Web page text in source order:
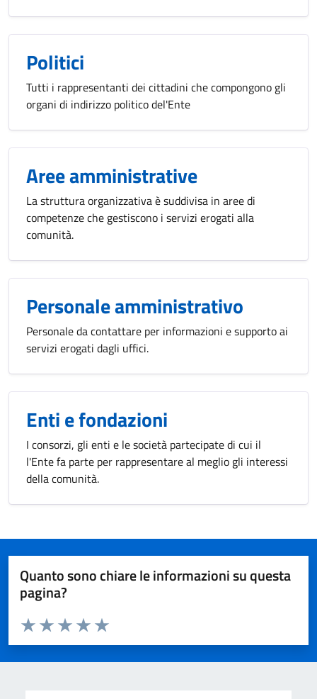
Politici
Tutti i rappresentanti dei cittadini che compongono gli
organi di indirizzo politico del'Ente
Aree amministrative
La struttura organizzativa è suddivisa in aree di
competenze che gestiscono i servizi erogati alla
comunità.
Personale amministrativo
Personale da contattare per informazioni e supporto ai
servizi erogati dagli uffici.
Enti e fondazioni
I consorzi, gli enti e le società partecipate di cui il
l'Ente fa parte per rappresentare al meglio gli interessi
della comunità.
Quanto sono chiare le informazioni su questa
pagina?
Valuta da 1 a 5 stelle la pagina
Valuta 5 stelle su 5
Valuta 4 stelle su 5
Valuta 3 stelle su 5
Valuta 2 stelle su 5
Valuta 1 stelle su 5